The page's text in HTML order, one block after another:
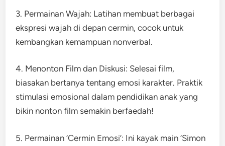
3. Permainan Wajah: Latihan membuat berbagai
ekspresi wajah di depan cermin, cocok untuk
kembangkan kemampuan nonverbal.
4. Menonton Film dan Diskusi: Selesai film,
biasakan bertanya tentang emosi karakter. Praktik
stimulasi emosional dalam pendidikan anak yang
bikin nonton film semakin berfaedah!
5. Permainan ‘Cermin Emosi’: Ini kayak main ‘Simon